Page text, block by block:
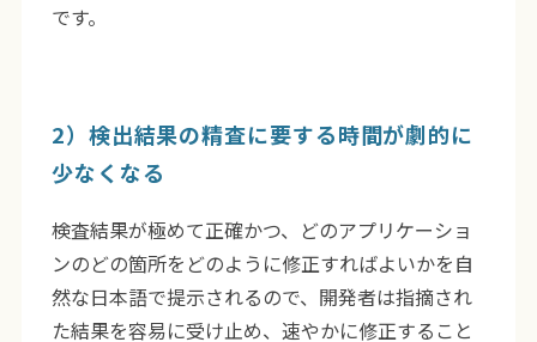
です。
2）検出結果の精査に要する時間が劇的に
少なくなる
検査結果が極めて正確かつ、どのアプリケーショ
ンのどの箇所をどのように修正すればよいかを自
然な日本語で提示されるので、開発者は指摘され
た結果を容易に受け止め、速やかに修正すること